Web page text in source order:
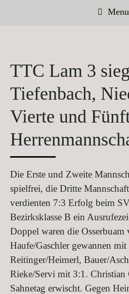
Menu
TTC Lam 3
Tiefenbach,
Vierte und
Die Erste und Zweite
spielfrei, die Dritte
verdienten 7:3 Erfolg beim
Bezirksklasse B ein
Doppel waren die Osserbuam
Haufe/Gaschler gewannen mit
Reitinger/Heimerl, Bauer/
Rieke/Servi mit 3:1. Christian
Sahnetag erwischt. Gegen